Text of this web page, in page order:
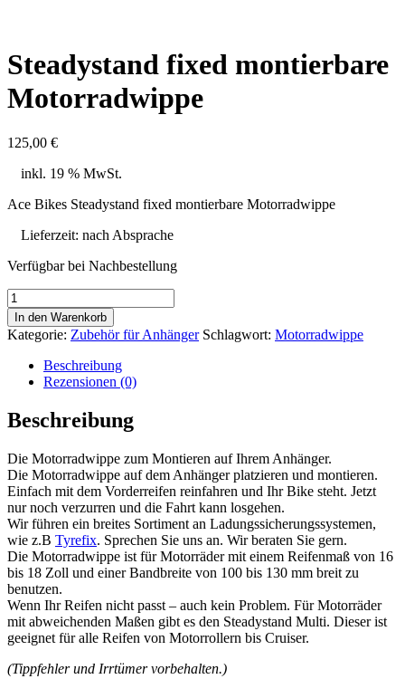
Steadystand fixed montierbare
Motorradwippe
125,00 €
inkl. 19 % MwSt.
Ace Bikes Steadystand fixed montierbare Motorradwippe
Lieferzeit: nach Absprache
Verfügbar bei Nachbestellung
Steadystand
fixed
montierbare
Motorradwippe
Menge
In den Warenkorb
Kategorie: Zubehör für Anhänger Schlagwort: Motorradwippe
Beschreibung
Rezensionen (0)
Beschreibung
Die Motorradwippe zum Montieren auf Ihrem Anhänger.
Die Motorradwippe auf dem Anhänger platzieren und montieren.
Einfach mit dem Vorderreifen reinfahren und Ihr Bike steht. Jetzt
nur noch verzurren und die Fahrt kann losgehen.
Wir führen ein breites Sortiment an Ladungssicherungssystemen,
wie z.B Tyrefix. Sprechen Sie uns an. Wir beraten Sie gern.
Die Motorradwippe ist für Motorräder mit einem Reifenmaß von 16
bis 18 Zoll und einer Bandbreite von 100 bis 130 mm breit zu
benutzen.
Wenn Ihr Reifen nicht passt – auch kein Problem. Für Motorräder
mit abweichenden Maßen gibt es den Steadystand Multi. Dieser ist
geeignet für alle Reifen von Motorrollern bis Cruiser.
(Tippfehler und Irrtümer vorbehalten.)